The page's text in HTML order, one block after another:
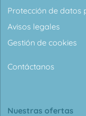
Protección de datos
Avisos legales
Gestión de cookies
Contáctanos
Nuestras ofertas